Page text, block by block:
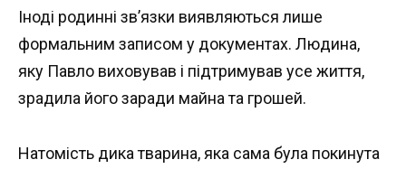
Іноді родинні зв’язки виявляються лише
формальним записом у документах. Людина,
яку Павло виховував і підтримував усе життя,
зрадила його заради майна та грошей.
Натомість дика тварина, яка сама була покинута